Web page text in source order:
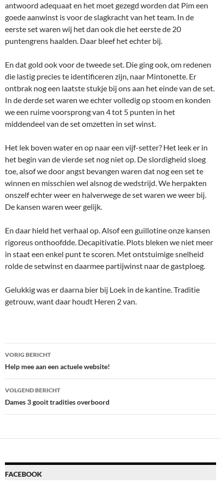
antwoord adequaat en het moet gezegd worden dat Pim een
goede aanwinst is voor de slagkracht van het team. In de
eerste set waren wij het dan ook die het eerste de 20
puntengrens haalden. Daar bleef het echter bij.
En dat gold ook voor de tweede set. Die ging ook, om redenen
die lastig precies te identificeren zijn, naar Mintonette. Er
ontbrak nog een laatste stukje bij ons aan het einde van de set.
In de derde set waren we echter volledig op stoom en konden
we een ruime voorsprong van 4 tot 5 punten in het
middendeel van de set omzetten in set winst.
Het lek boven water en op naar een vijf-setter? Het leek er in
het begin van de vierde set nog niet op. De slordigheid sloeg
toe, alsof we door angst bevangen waren dat nog een set te
winnen en misschien wel alsnog de wedstrijd. We herpakten
onszelf echter weer en halverwege de set waren we weer bij.
De kansen waren weer gelijk.
En daar hield het verhaal op. Alsof een guillotine onze kansen
rigoreus onthoofdde. Decapitivatie. Plots bleken we niet meer
in staat een enkel punt te scoren. Met ontstuimige snelheid
rolde de setwinst en daarmee partijwinst naar de gastploeg.
Gelukkig was er daarna bier bij Loek in de kantine. Traditie
getrouw, want daar houdt Heren 2 van.
Bericht
navigatie
VORIG BERICHT
Help mee aan een actuele website!
VOLGEND BERICHT
Dames 3 gooit tradities overboord
FACEBOOK